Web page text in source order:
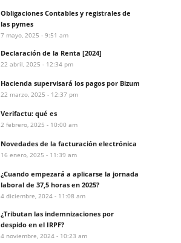
Obligaciones Contables y registrales de
las pymes
7 mayo, 2025 - 9:51 am
Declaración de la Renta [2024]
22 abril, 2025 - 12:34 pm
Hacienda supervisará los pagos por Bizum
22 marzo, 2025 - 12:37 pm
Verifactu: qué es
2 febrero, 2025 - 10:00 am
Novedades de la facturación electrónica
16 enero, 2025 - 11:39 am
¿Cuando empezará a aplicarse la jornada
laboral de 37,5 horas en 2025?
4 diciembre, 2024 - 11:08 am
¿Tributan las indemnizaciones por
despido en el IRPF?
4 noviembre, 2024 - 10:23 am